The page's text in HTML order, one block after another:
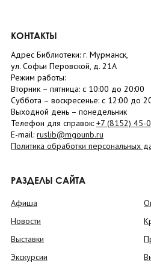
КОНТАКТЫ
Адрес Библиотеки: г. Мурманск,
ул. Софьи Перовской, д. 21А
Режим работы:
Вторник – пятница: с 10:00 до 20:00
Суббота – воскресенье: c 12:00 до
Выходной день – понедельник
Телефон для справок: +7 (8152) 45-
E-mail: ruslib@mgounb.ru
Политика обработки персональных
РАЗДЕЛЫ САЙТА
Афиша
Новости
Выставки
Экскурсии